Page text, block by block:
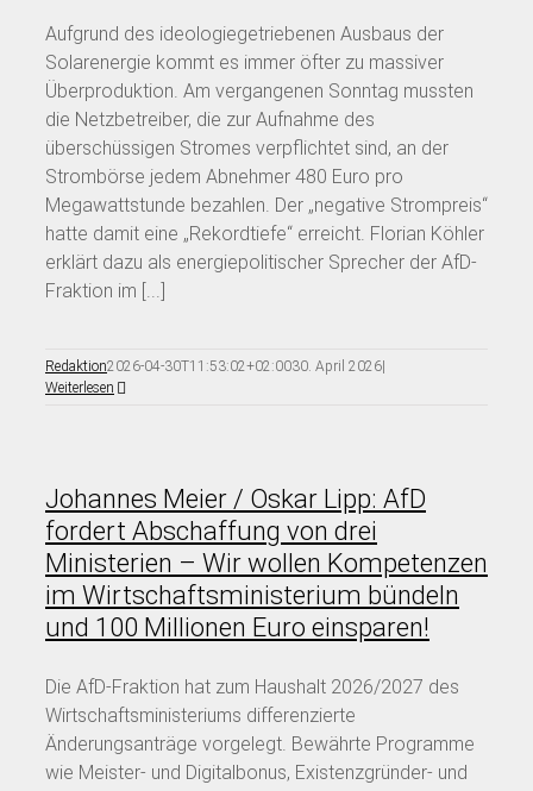
Aufgrund des ideologiegetriebenen Ausbaus der
Solarenergie kommt es immer öfter zu massiver
Überproduktion. Am vergangenen Sonntag mussten
die Netzbetreiber, die zur Aufnahme des
überschüssigen Stromes verpflichtet sind, an der
Strombörse jedem Abnehmer 480 Euro pro
Megawattstunde bezahlen. Der „negative Strompreis“
hatte damit eine „Rekordtiefe“ erreicht. Florian Köhler
erklärt dazu als energiepolitischer Sprecher der AfD-
Fraktion im [...]
Redaktion2026-04-30T11:53:02+02:0030. April 2026|
Weiterlesen
Johannes Meier / Oskar Lipp: AfD
fordert Abschaffung von drei
Ministerien – Wir wollen Kompetenzen
im Wirtschaftsministerium bündeln
und 100 Millionen Euro einsparen!
Die AfD-Fraktion hat zum Haushalt 2026/2027 des
Wirtschaftsministeriums differenzierte
Änderungsanträge vorgelegt. Bewährte Programme
wie Meister- und Digitalbonus, Existenzgründer- und